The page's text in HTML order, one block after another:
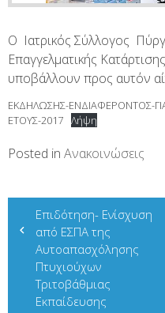
Ο Ιατρικός Σύλλογος
Επαγγελματικής
υποβάλλουν προς αυτόν
ΕΚΔΗΛΩΣΗΣ-ΕΝΔΙΑΦΕΡΟΝΤΟΣ-
ΕΤΟΥΣ-2017 Λήψη
Posted in Ανακοινώσεις
Πλοήγηση
άρθρων
Επιδότηση- Ενίσχυση
από ΕΣΠΑ της
Αυτοαπασχόλησης
Πτυχιούχων
Τριτοβάθμιας
Εκπαίδευσης